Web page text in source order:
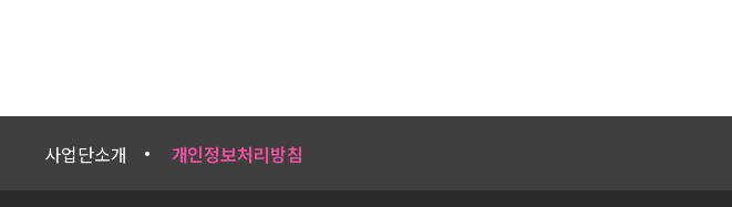
사업단소개 개인정보처리방침